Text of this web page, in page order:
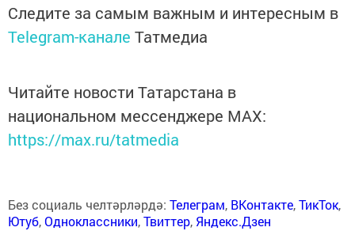
Следите за самым важным и интересным в
Telegram-канале Татмедиа
Читайте новости Татарстана в
национальном мессенджере MАХ:
https://max.ru/tatmedia
Без социаль челтәрләрдә: Телеграм, ВКонтакте,ТикТок,
Ютуб,Одноклассники,Твиттер, Яндекс.Дзен